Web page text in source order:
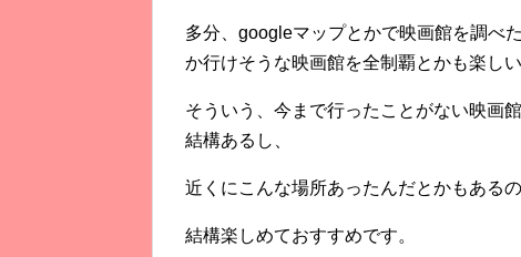
多分、googleマップとかで映画館を調べ
か行けそうな映画館を全制覇とかも楽しい
そういう、今まで行ったことがない映画
結構あるし、
近くにこんな場所あったんだとかもある
結構楽しめておすすめです。